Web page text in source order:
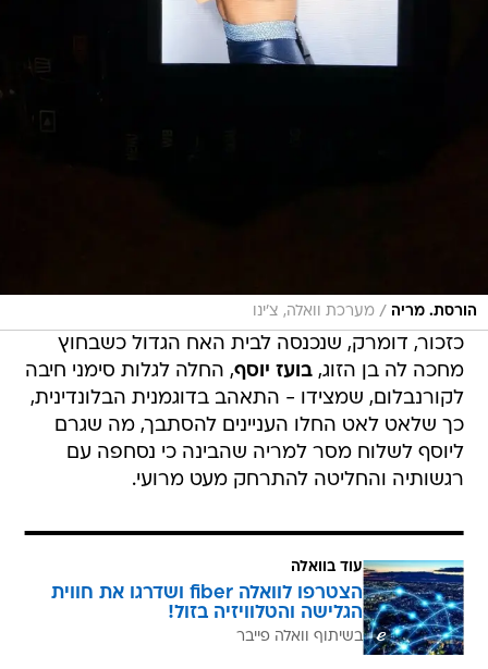
הורסת. מריה / מערכת וואלה, צ'ינו
כזכור, דומרק, שנכנסה לבית האח הגדול כשבחוץ
מחכה לה בן הזוג,בועז יוסף, החלה לגלות סימני חיבה
לקורנבלום, שמצידו - התאהב בדוגמנית הבלונדינית,
כך שלאט לאט החלו העניינים להסתבך, מה שגרם
ליוסף לשלוח מסר למריה שהבינה כי נסחפה עם
רגשותיה והחליטה להתרחק מעט מרועי.
עוד בוואלה
הצטרפו לוואלה fiber ושדרגו את חווית
הגלישה והטלוויזיה בזול!
בשיתוף וואלה פייבר